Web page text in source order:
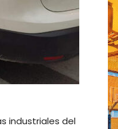
industriales del